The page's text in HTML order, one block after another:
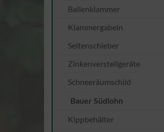
Ballenklammer
Klammergabeln
Seitenschieber
Zinkenverstellgeräte
Schneeräumschild
Bauer Südlohn
Kippbehälter